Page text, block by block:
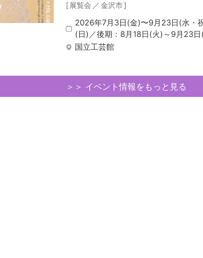
[ 展覧会 ／ 金沢市]
2026年7月3日(金)〜9月23日(水・
(日)／後期：8月18日(火)～9月23
国立工芸館
＞＞ イベント情報をもっと見る